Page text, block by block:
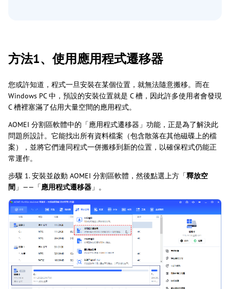
方法1、使用應用程式遷移器
您或許知道，程式一旦安裝在某個位置，就無法隨意搬移。而在
Windows PC 中，預設的安裝位置就是 C 槽，因此許多使用者會發現
C 槽裡塞滿了佔用大量空間的應用程式。
AOMEI 分割區軟體中的「應用程式遷移器」功能，正是為了解決此
問題所設計。它能找出所有資料檔案（包含散落在其他磁碟上的檔
案），並將它們連同程式一併搬移到新的位置，以確保程式仍能正
常運作。
步驟 1. 安裝並啟動 AOMEI 分割區軟體，然後點選上方「釋放空
間 」——「應用程式遷移器 」。